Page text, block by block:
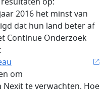
2016 het minst van
dat hun land beter af
Continue Onderzoek
om
te verwachten. Hoe